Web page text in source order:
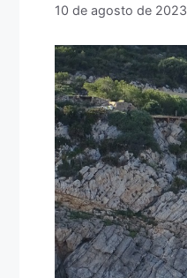
10 de agosto de 2023